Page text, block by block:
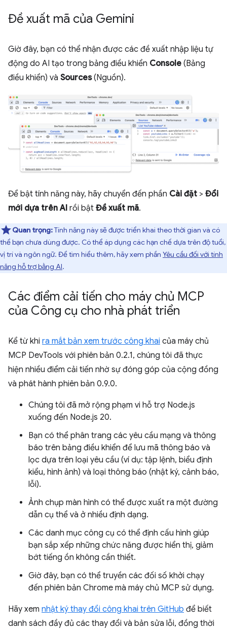
Đề xuất mã của Gemini
Giờ đây, bạn có thể nhận được các đề xuất nhập liệu tự
động do AI tạo trong bảng điều khiển Console (Bảng
điều khiển) và Sources(Nguồn).
Để bật tính năng này, hãy chuyển đến phần Cài đặt > Đổi
mới dựa trên AI rồi bật Đề xuất mã.
Quan trọng:Tính năng này sẽ được triển khai theo thời gian và có
thể bạn chưa dùng được. Có thể áp dụng các hạn chế dựa trên độ tuổi,
vị trí và ngôn ngữ. Để tìm hiểu thêm, hãy xem phần Yêu cầu đối với tính
năng hỗ trợ bằng AI.
Các điểm cải tiến cho máy chủ MCP
của Công cụ cho nhà phát triển
Kể từ khi ra mắt bản xem trước công khai của máy chủ
MCP DevTools với phiên bản 0.2.1, chúng tôi đã thực
hiện nhiều điểm cải tiến nhờ sự đóng góp của cộng đồng
và phát hành phiên bản 0.9.0.
Chúng tôi đã mở rộng phạm vi hỗ trợ Node.js
xuống đến Node.js 20.
Bạn có thể phân trang các yêu cầu mạng và thông
báo trên bảng điều khiển để lưu mã thông báo và
lọc dựa trên loại yêu cầu (ví dụ: tập lệnh, biểu định
kiểu, hình ảnh) và loại thông báo (nhật ký, cảnh báo,
lỗi).
Ảnh chụp màn hình có thể được xuất ra một đường
dẫn cụ thể và ở nhiều định dạng.
Các danh mục công cụ có thể định cấu hình giúp
bạn sắp xếp những chức năng được hiển thị, giảm
bớt tiếng ồn không cần thiết.
Giờ đây, bạn có thể truyền các đối số khởi chạy
đến phiên bản Chrome mà máy chủ MCP sử dụng.
Hãy xem nhật ký thay đổi công khai trên GitHub để biết
danh sách đầy đủ các thay đổi và bản sửa lỗi, đồng thời